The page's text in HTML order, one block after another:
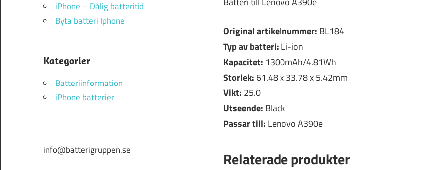
Original artikelnummer: BL184
Typ av batteri: Li-ion
Kapacitet: 1300mAh/4.81Wh
Storlek: 61.48 x 33.78 x 5.42mm
Vikt: 25.0
Utseende: Black
Passar till: Lenovo A390e
Relaterade produkter
iPhone – Dålig batteritid
Byta batteri Iphone
Kategorier
Batteriinformation
iPhone batterier
info@batterigruppen.se